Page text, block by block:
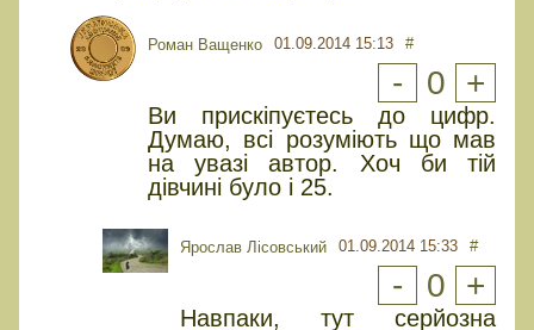
Роман Ващенко 01.09.2014 15:13 #
- 0 +
Ви прискіпуєтесь до цифр.
Думаю, всі розуміють що мав
на увазі автор. Хоч би тій
дівчині було і 25.
Ярослав Лісовський 01.09.2014 15:33 #
- 0 +
Навпаки, тут серйозна